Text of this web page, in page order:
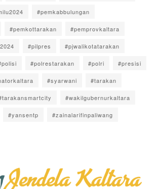
#pemkabbulungan
#pemkottarakan #pemprovkaltara
#pilpres #pjwalikotatarakan
#polrestarakan #polri #presisi
#syarwani #tarakan
#wakilgubernurkaltara
#yansentp #zainalarifinpaliwang